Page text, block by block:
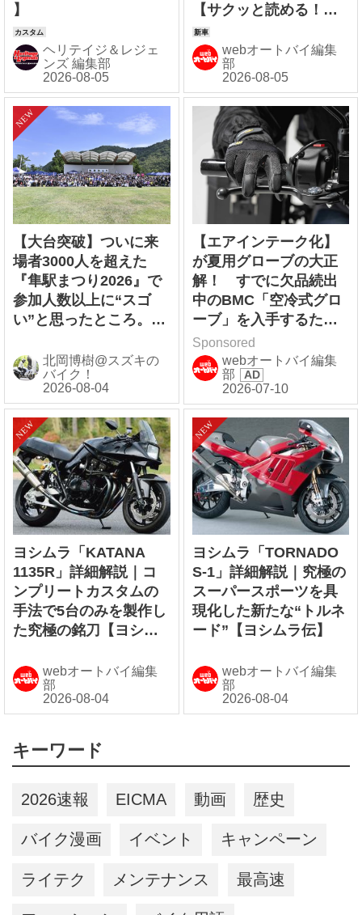
】
ヘリテイジ＆レジェ
ンズ 編集部
【サクッと読める！現
行輸入バイク図鑑】
webオートバイ編集
部
【大台突破】ついに来
場者3000人を超えた
『隼駅まつり2026』で
参加人数以上に“スゴ
い”と思ったところ。
イベントニュース／隼
駅まつり2026】
北岡博樹@スズキの
バイク！
【エアインテーク化】
が夏用グローブの大正
解！ すでに欠品続出
中のBMC「空冷式グロ
ーブ」を入手するため
に2りんかんへ急げ！
Sponsored
webオートバイ編集
部
ヨシムラ「KATANA
1135R」詳細解説｜コ
ンプリートカスタムの
手法で5台のみを製作し
た究極の銘刀【ヨシム
webオートバイ編集
部
ヨシムラ「TORNADO
S-1」詳細解説｜究極の
スーパースポーツを具
現化した新たな“トルネ
ード”【ヨシムラ伝】
webオートバイ編集
部
キーワード
2026速報 EICMA 動画 歴史
バイク漫画 イベント キャンペーン
ライテク メンテナンス 最高速